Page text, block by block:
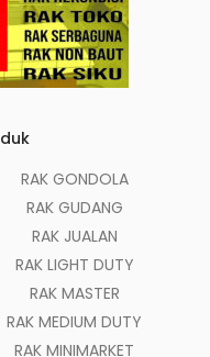
RAK GONDOLA
RAK GUDANG
RAK JUALAN
RAK LIGHT DUTY
RAK MASTER
RAK MEDIUM DUTY
RAK MINIMARKET